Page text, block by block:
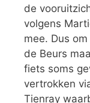
de
volgens
mee. Dus
de Beurs
fiets soms
vertrokken
Tienray